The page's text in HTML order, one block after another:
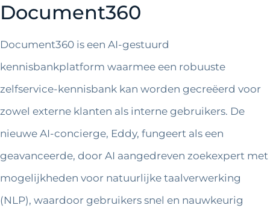
Document360
Document360 is een AI-gestuurd
kennisbankplatform waarmee een robuuste
zelfservice-kennisbank kan worden gecreëerd voor
zowel externe klanten als interne gebruikers. De
nieuwe AI-concierge, Eddy, fungeert als een
geavanceerde, door AI aangedreven zoekexpert met
mogelijkheden voor natuurlijke taalverwerking
(NLP), waardoor gebruikers snel en nauwkeurig